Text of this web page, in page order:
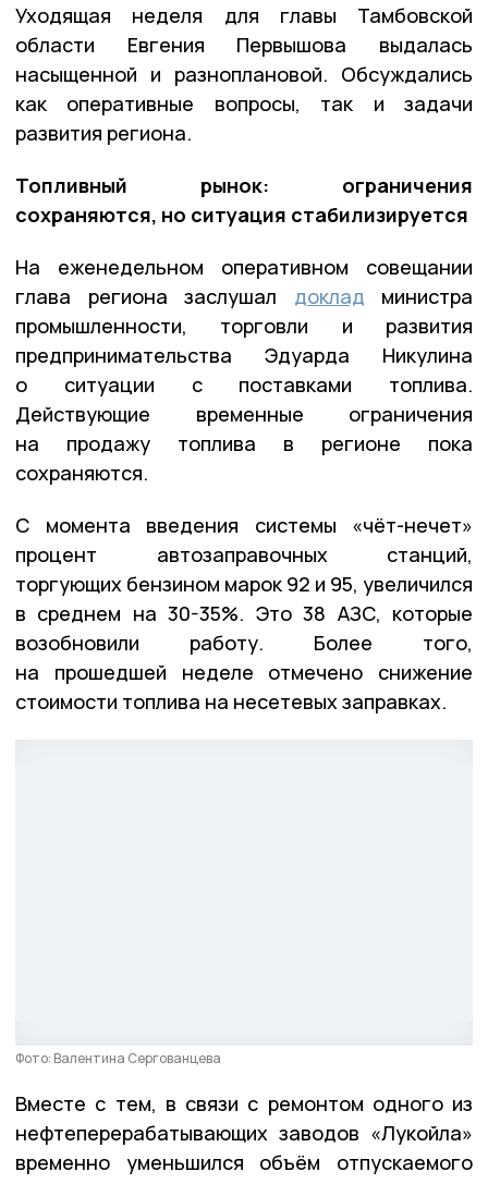
Уходящая неделя для главы Тамбовской
области Евгения Первышова выдалась
насыщенной и разноплановой. Обсуждались
как оперативные вопросы, так и задачи
развития региона.
Топливный рынок: ограничения
сохраняются, но ситуация стабилизируется
На еженедельном оперативном совещании
глава региона заслушал доклад министра
промышленности, торговли и развития
предпринимательства Эдуарда Никулина
о ситуации с поставками топлива.
Действующие временные ограничения
на продажу топлива в регионе пока
сохраняются.
С момента введения системы «чёт-нечет»
процент автозаправочных станций,
торгующих бензином марок 92 и 95, увеличился
в среднем на 30-35%. Это 38 АЗС, которые
возобновили работу. Более того,
на прошедшей неделе отмечено снижение
стоимости топлива на несетевых заправках.
Фото: Валентина Сергованцева
Вместе с тем, в связи с ремонтом одного из
нефтеперерабатывающих заводов «Лукойла»
временно уменьшился объём отпускаемого